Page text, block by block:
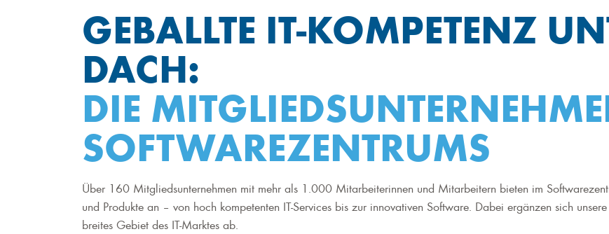
GEBALLTE IT-KOMPETENZ
DACH:
DIE
SOFTWAREZENTRUMS
Über 160 Mitgliedsunternehmen mit mehr als 1.000 Mitarbeiterinnen und Mitarbeitern bieten im
und Produkte an – von hoch kompetenten IT-Services bis zur innovativen Software. Dabei ergänzen sich
breites Gebiet des IT-Marktes ab.